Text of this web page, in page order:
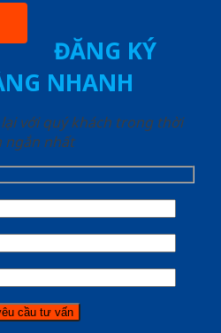
ĐĂNG KÝ
NHANH
với quý khách trong thời
ngắn nhất